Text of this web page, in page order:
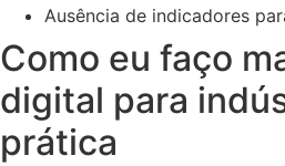
Ausência de indicadores
Como eu faço
digital para
prática